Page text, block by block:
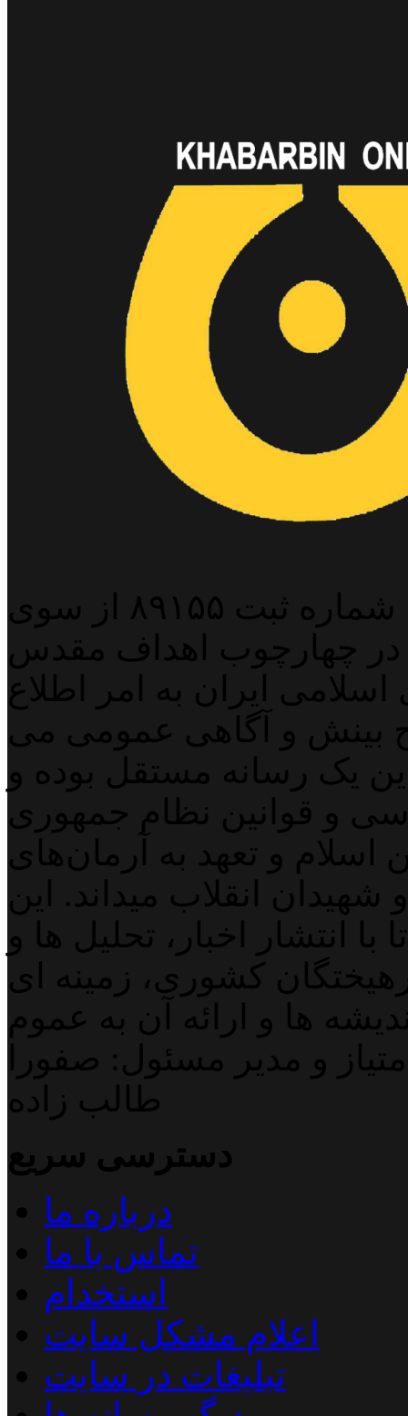
پایگاه خبری خبربین آنلاین به شماره ثبت ۸۹۱۵۵ از سوی
در چهارچوب اهداف مقدس
ایران به امر اطلاع
بینش و آگاهی عمومی می
یک رسانه مستقل بوده و
و قوانین نظام جمهوری
و تعهد به آرمان‌های
انقلاب میداند. این
انتشار اخبار، تحلیل ها و
کشوری، زمینه ای
ها و ارائه آن به عموم
و مدیر مسئول: صفورا
طالب زاده
دسترسی سریع
درباره ما
تماس با ما
استخدام
اعلام مشکل سایت
تبلیغات در سایت